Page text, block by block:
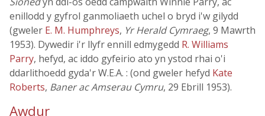
enillodd y gyfrol ganmoliaeth uchel o bryd i'w gilydd
(gweler E. M. Humphreys, Yr Herald Cymraeg, 9 Mawrth
1953). Dywedir i'r llyfr ennill edmygedd R. Williams
Parry, hefyd, ac iddo gyfeirio ato yn ystod rhai o'i
ddarlithoedd gyda'r W.E.A. : (ond gweler hefyd Kate
Roberts, Baner ac Amserau Cymru, 29 Ebrill 1953).
Awdur